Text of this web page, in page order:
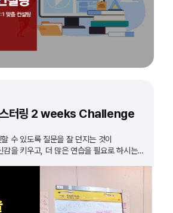
스터링 2 weeks Challenge
수 있도록 질문을 잘 던지는 것이
감을 키우고, 더 많은 연습을 필요로 하시는